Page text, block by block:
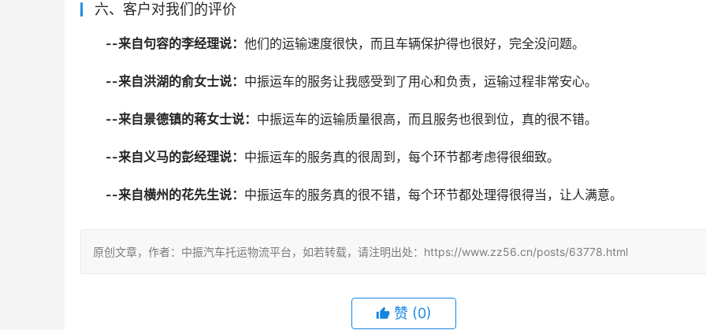
六、客户对我们的评价
--来自句容的李经理说： 他们的运输速度很快，而且车辆保护得也很好，完全没问题。
--来自洪湖的俞女士说： 中振运车的服务让我感受到了用心和负责，运输过程非常安心。
--来自景德镇的蒋女士说： 中振运车的运输质量很高，而且服务也很到位，真的很不错。
--来自义马的彭经理说： 中振运车的服务真的很周到，每个环节都考虑得很细致。
--来自横州的花先生说： 中振运车的服务真的很不错，每个环节都处理得很得当，让人满意。
原创文章，作者：中振汽车托运物流平台，如若转载，请注明出处：https://www.zz56.cn/posts/63778.html
赞 (0)